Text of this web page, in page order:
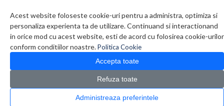
Acest website foloseste cookie-uri pentru a administra, optimiza si
personaliza experienta ta de utilizare. Continuand si interactionand
in orice mod cu acest website, esti de acord cu folosirea cookie-urilor
conform conditiilor noastre.Politica Cookie
Accepta toate
Refuza toate
Administreaza preferintele
0 produs(e)
CATALOG PRODUSE
> Adaptoare Powerline / PoE > TP-L WPA4220KIT